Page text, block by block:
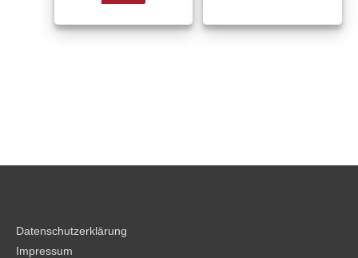
Datenschutzerklärung
Impressum